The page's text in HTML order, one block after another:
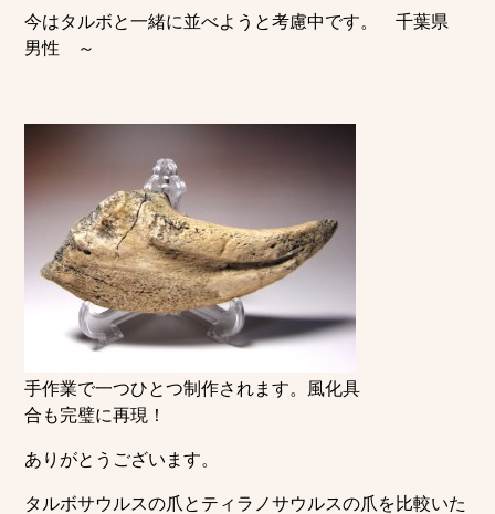
今はタルボと一緒に並べようと考慮中です。 千葉県
男性 ～
手作業で一つひとつ制作されます。風化具
合も完璧に再現！
ありがとうございます。
タルボサウルスの爪とティラノサウルスの爪を比較いた